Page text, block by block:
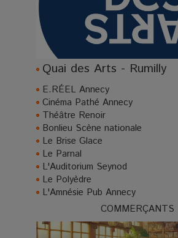
Quai des Arts - Rumilly
E.RÉEL Annecy
Cinéma Pathé Annecy
Théâtre Renoir
Bonlieu Scène nationale
Le Brise Glace
Le Parnal
L'Auditorium Seynod
Le Polyèdre
L'Amnésie Pub Annecy
COMMERÇANTS